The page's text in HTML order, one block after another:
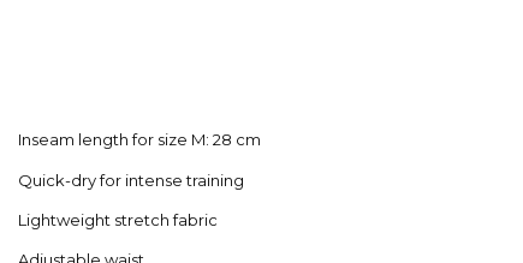
Inseam length for size M: 28 cm
Quick-dry for intense training
Lightweight stretch fabric